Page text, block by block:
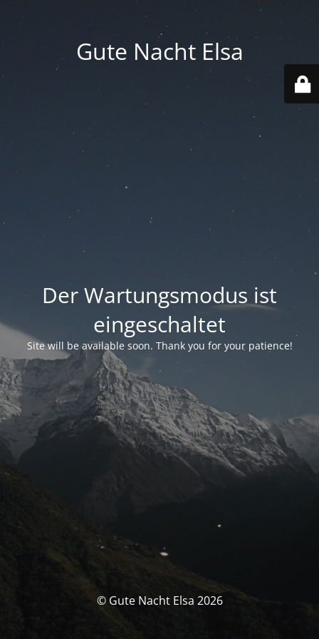
Gute Nacht Elsa
Der Wartungsmodus ist
eingeschaltet
Site will be available soon. Thank you for your patience!
© Gute Nacht Elsa 2026